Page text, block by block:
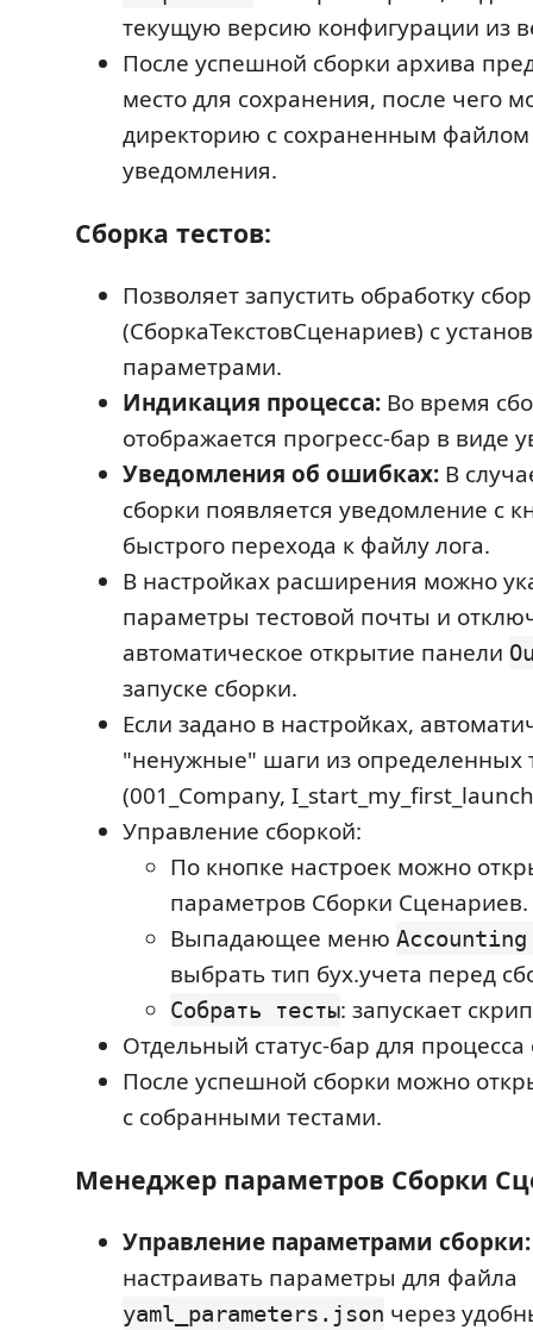
текущую версию конфигурации из
После успешной сборки архива
место для сохранения, после чего
директорию с сохраненным файлом
уведомления.
Сборка тестов:
Позволяет запустить обработку
(СборкаТекстовСценариев) с
параметрами.
Индикация процесса: Во время
отображается прогресс-бар в виде
Уведомления об ошибках: В
сборки появляется уведомление с
быстрого перехода к файлу лога.
В настройках расширения можно
параметры тестовой почты и
автоматическое открытие панели
запуске сборки.
Если задано в настройках,
"ненужные" шаги из определенных
(001_Company,
Управление сборкой:
По кнопке настроек можно
параметров Сборки Сценариев.
Выпадающее меню Accounting
выбрать тип бух.учета перед
Собрать тесты: запускает
Отдельный статус-бар для процесса
После успешной сборки можно
с собранными тестами.
Менеджер параметров Сборки
Управление параметрами сборки:
настраивать параметры для файла
yaml_parameters.json через